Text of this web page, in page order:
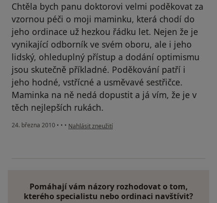
Chtěla bych panu doktorovi velmi poděkovat za
vzornou péči o moji maminku, která chodí do
jeho ordinace už hezkou řádku let. Nejen že je
vynikající odborník ve svém oboru, ale i jeho
lidský, ohleduplný přístup a dodání optimismu
jsou skutečně příkladné. Poděkování patří i
jeho hodné, vstřícné a usměvavé sestřičce.
Maminka na ně nedá dopustit a já vím, že je v
těch nejlepších rukách.
24. března 2010 • • • podle názoru uživatele Pacient
Nahlásit zneužití
Pomáhají vám názory rozhodovat o tom,
kterého specialistu nebo ordinaci navštívit?